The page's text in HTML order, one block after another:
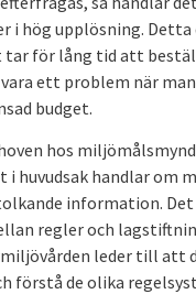
i hög upplösning. Detta
för lång tid att
ett problem när
budget.
hos
huvudsak handlar om
information.
regler och
leder till att
förstå de olika